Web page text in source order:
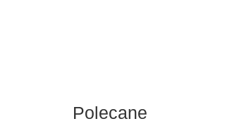
Polecane